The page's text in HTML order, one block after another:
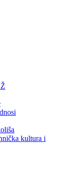
kultura i